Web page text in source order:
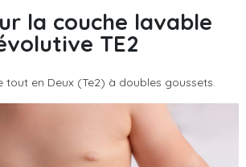
la couche lavable
TE2
tout en Deux (Te2) à doubles goussets.